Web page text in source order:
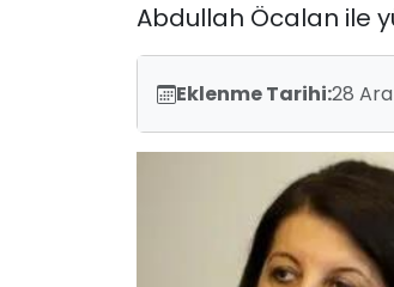
Abdullah Öcalan ile
Eklenme Tarihi:28